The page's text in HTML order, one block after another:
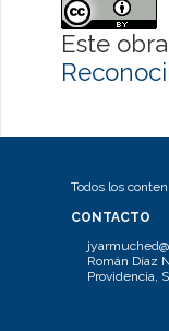
Este
Todos los
CONTACTO
Román Díaz
Providencia,